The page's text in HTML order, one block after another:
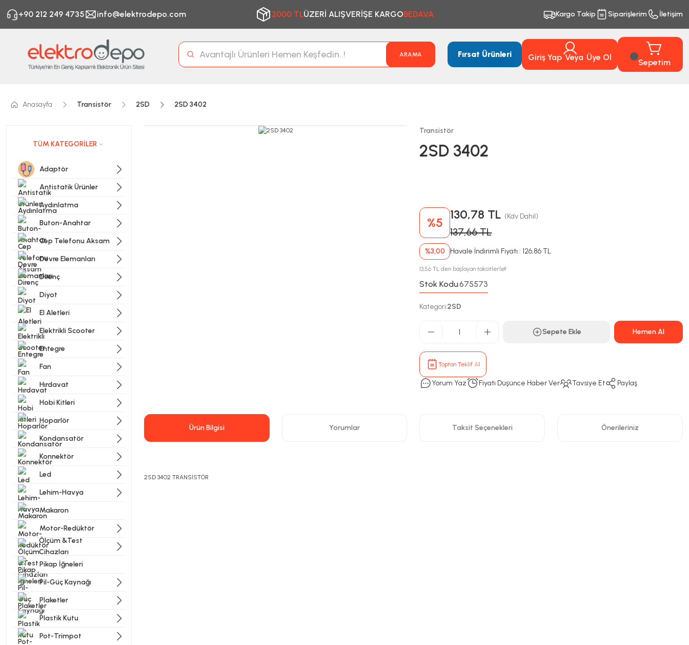
+90 212 249 4735 info@elektrodepo.com 2000 TLÜZERİ ALIŞVERİŞE KARGOBEDAVA Kargo Takip Siparişlerim İletişim
ARAMA Fırsat Ürünleri Giriş Yap Veya Üye Ol
Sepetim
Anasayfa Transistör 2SD 2SD 3402
TÜM KATEGORİLER
Adaptör
Antistatik Ürünler
Aydınlatma
Buton-Anahtar
Cep Telefonu Aksam
Devre Elemanları
Direnç
Diyot
El Aletleri
Elektrikli Scooter
Entegre
Fan
Hırdavat
Hobi Kitleri
Hoparlör
Kondansatör
Konnektör
Led
Lehim-Havya
Makaron
Motor-Redüktör
Ölçüm &Test
Cihazları
Pikap İğneleri
Pil-Güç Kaynağı
Plaketler
Plastik Kutu
Pot-Trimpot
Transistör
2SD 3402
%5
130,78 TL (Kdv Dahil)
137,66 TL
%3,00 Havale İndirimli Fiyatı : 126,86 TL
13,56 TL den başlayan taksitlerle!!
Stok Kodu:675573
Kategori:2SD
Sepete Ekle Hemen Al
Toptan Teklif Al
Yorum Yaz Fiyatı Düşünce Haber Ver Tavsiye Et Paylaş
Ürün Bilgisi Yorumlar Taksit Seçenekleri Önerileriniz
2SD 3402 TRANSİSTÖR